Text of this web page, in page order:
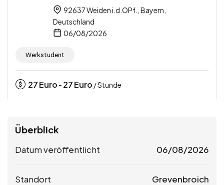
92637 Weiden i.d.OPf., Bayern,
Deutschland
06/08/2026
Werkstudent
27Euro - 27Euro / Stunde
Überblick
Datum veröffentlicht 06/08/2026
Standort Grevenbroich